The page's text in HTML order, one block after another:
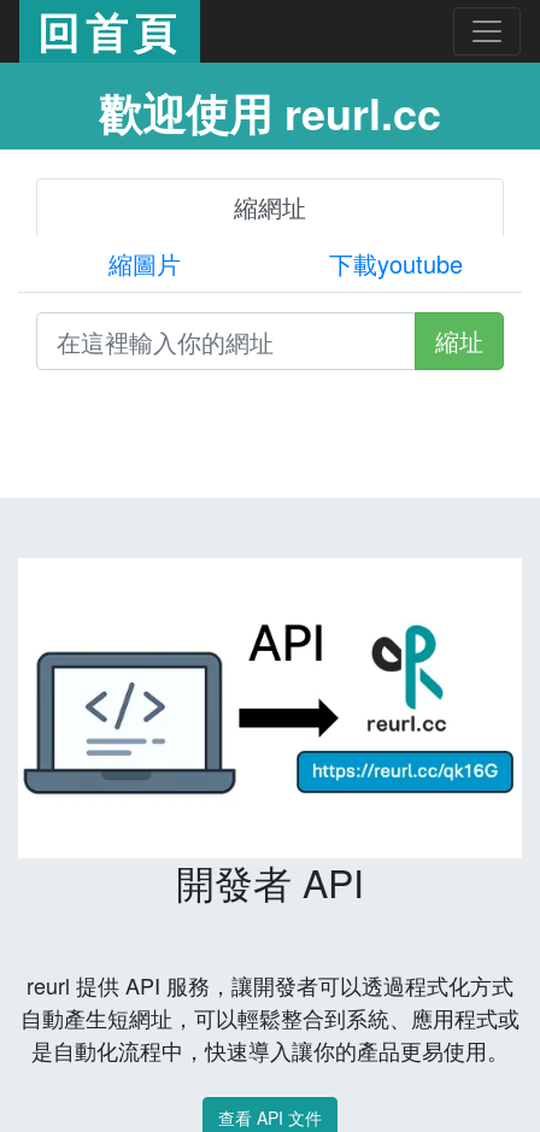
回首頁
歡迎使用 reurl.cc
縮網址
縮圖片
下載youtube
縮址
開發者 API
reurl 提供 API 服務，讓開發者可以透過程式化方式
自動產生短網址，可以輕鬆整合到系統、應用程式或
是自動化流程中，快速導入讓你的產品更易使用。
查看 API 文件